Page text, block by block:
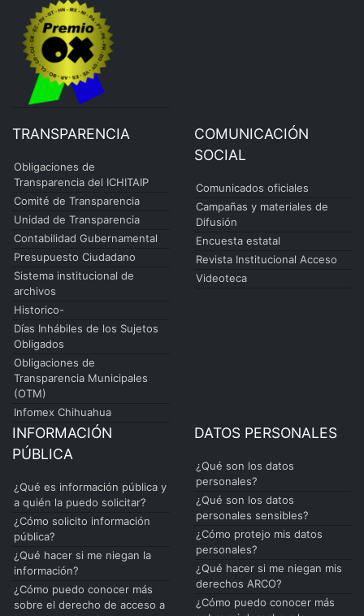
TRANSPARENCIA
Obligaciones de
Transparencia del ICHITAIP
Comité de Transparencia
Unidad de Transparencia
Contabilidad Gubernamental
Presupuesto Ciudadano
Sistema institucional de
archivos
Historico-
Días Inhábiles de los Sujetos
Obligados
Obligaciones de
Transparencia Municipales
(OTM)
Infomex Chihuahua
COMUNICACIÓN
SOCIAL
Comunicados oficiales
Campañas y materiales de
Difusión
Encuesta estatal
Revista Institucional Acceso
Videoteca
INFORMACIÓN
PÚBLICA
¿Qué es información pública y
a quién la puedo solicitar?
¿Cómo solicito información
pública?
¿Qué hacer si me niegan la
información?
¿Cómo puedo conocer más
sobre el derecho de acceso a
DATOS PERSONALES
¿Qué son los datos
personales?
¿Qué son los datos
personales sensibles?
¿Cómo protejo mis datos
personales?
¿Qué hacer si me niegan mis
derechos ARCO?
¿Cómo puedo conocer más